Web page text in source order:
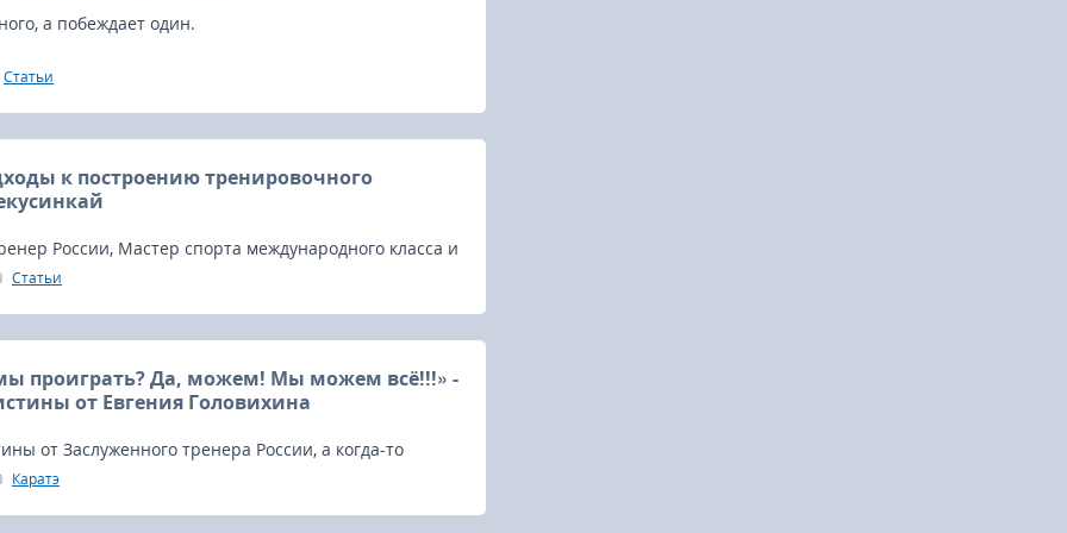
а побеждает один.
Статьи
к построению тренировочного
России, Мастер спорта международного класса и
олимпийской сборной Евгений Головихин
в статье посвященной научному построению
процесса в кекусинкай.
Статьи
проиграть? Да, можем! Мы можем всё!!!» -
от Евгения Головихина
от Заслуженного тренера России, а когда-то
изобретательных бойцов киокушина, Евгения
Каратэ